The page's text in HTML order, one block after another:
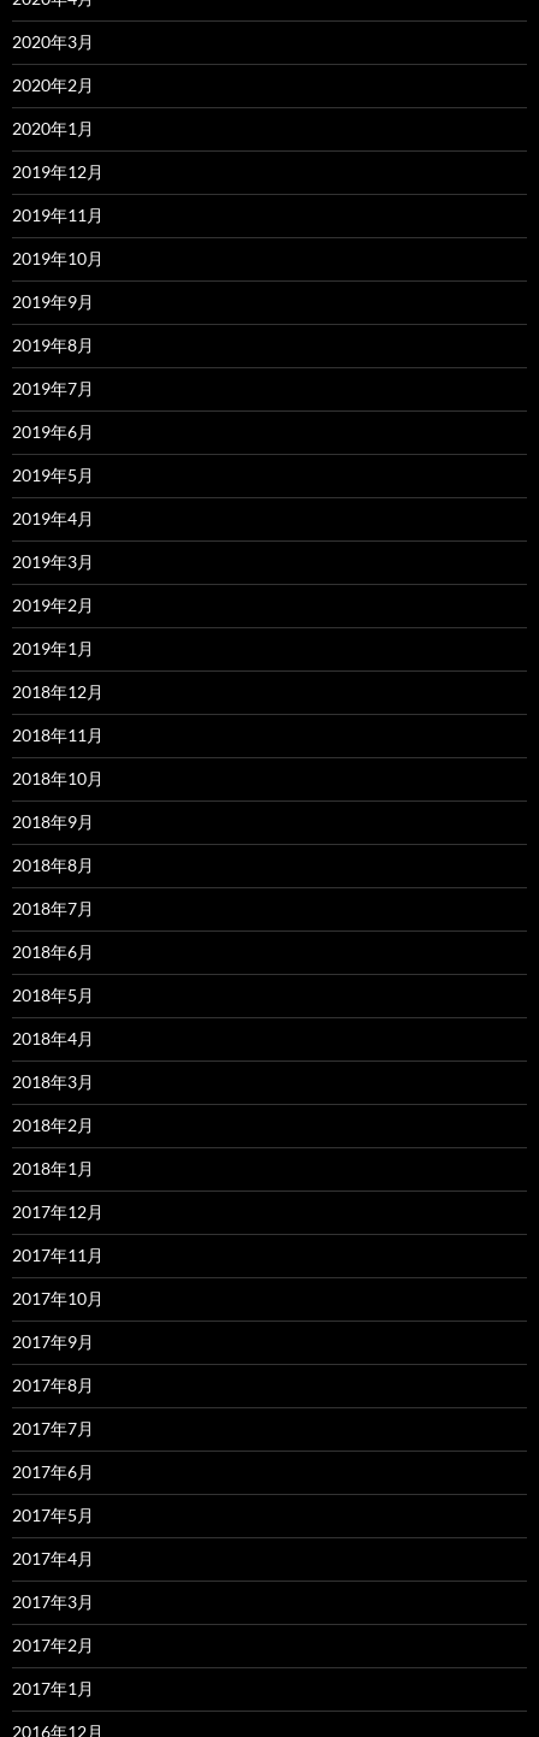
2020年3月
2020年2月
2020年1月
2019年12月
2019年11月
2019年10月
2019年9月
2019年8月
2019年7月
2019年6月
2019年5月
2019年4月
2019年3月
2019年2月
2019年1月
2018年12月
2018年11月
2018年10月
2018年9月
2018年8月
2018年7月
2018年6月
2018年5月
2018年4月
2018年3月
2018年2月
2018年1月
2017年12月
2017年11月
2017年10月
2017年9月
2017年8月
2017年7月
2017年6月
2017年5月
2017年4月
2017年3月
2017年2月
2017年1月
2016年12月